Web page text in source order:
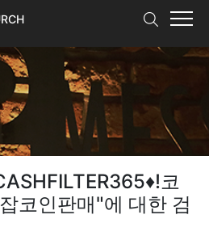
코
코인판매"에 대한 검